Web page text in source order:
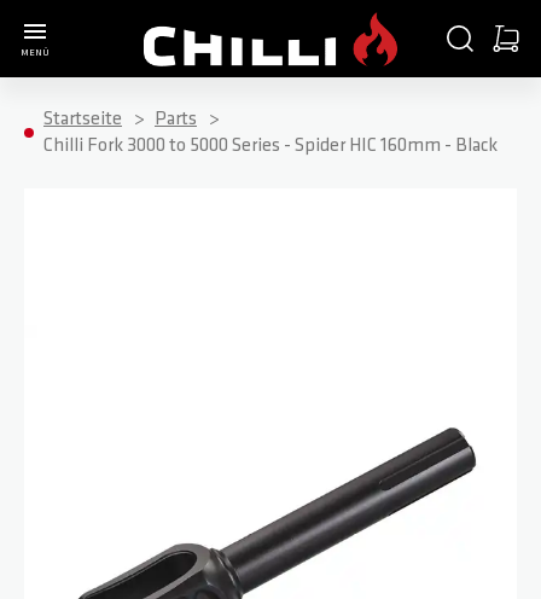
MENÜ
SUCHE
Startseite
Parts
Chilli Fork 3000 to 5000 Series - Spider HIC 160mm - Black